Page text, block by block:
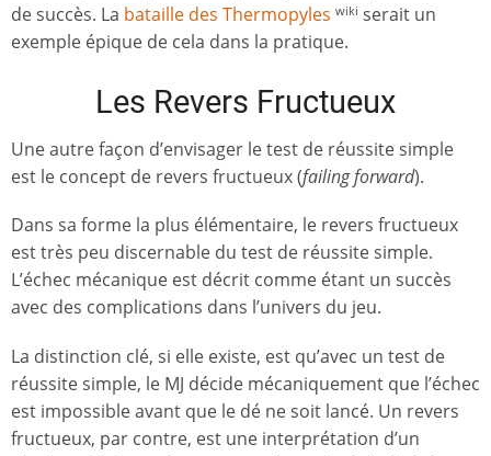
de succès. La bataille des Thermopyles wiki serait un
exemple épique de cela dans la pratique.
Les Revers Fructueux
Une autre façon d’envisager le test de réussite simple
est le concept de revers fructueux (failing forward).
Dans sa forme la plus élémentaire, le revers fructueux
est très peu discernable du test de réussite simple.
L’échec mécanique est décrit comme étant un succès
avec des complications dans l’univers du jeu.
La distinction clé, si elle existe, est qu’avec un test de
réussite simple, le MJ décide mécaniquement que l’échec
est impossible avant que le dé ne soit lancé. Un revers
fructueux, par contre, est une interprétation d’un